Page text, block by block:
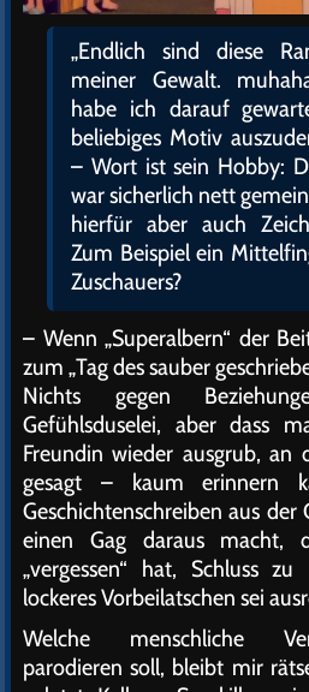
„Endlich sind diese
meiner Gewalt.
habe ich darauf
beliebiges Motiv
– Wort ist sein Hobby:
war sicherlich nett
hierfür aber auch
Zum Beispiel ein
Zuschauers?
– Wenn „Superalbern“ der
zum „Tag des sauber
Nichts gegen
Gefühlsduselei, aber dass
Freundin wieder ausgrub,
gesagt – kaum erinnern
Geschichtenschreiben aus
einen Gag daraus macht,
„vergessen“ hat, Schluss
lockeres Vorbeilatschen sei
Welche menschliche
parodieren soll, bleibt mir